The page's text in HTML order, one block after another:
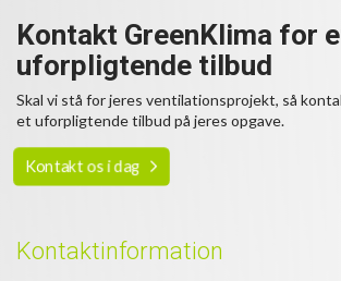
Kontakt GreenKlima for
uforpligtende tilbud
​Skal vi stå for jeres ventilationsprojekt, så
et uforpligtende tilbud på jeres opgave.
Kontakt os i dag
Kontaktinformation